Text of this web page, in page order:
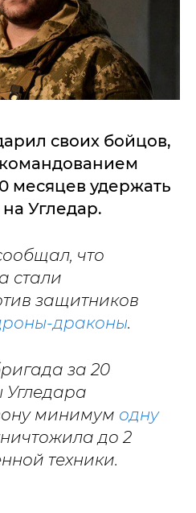
своих бойцов,
месяцев удержать
Угледар.
что
стали
защитников
драконы.
за 20
минимум одну
до 2
техники.